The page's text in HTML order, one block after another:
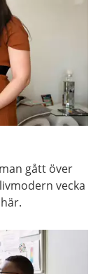
gått över
vecka